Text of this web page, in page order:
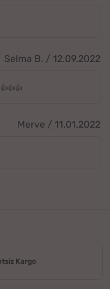
Selma B. / 12.09.2022
Merve / 11.01.2022
Kargo